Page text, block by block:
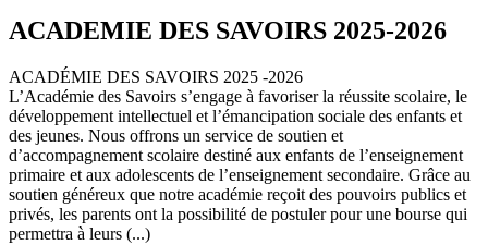
ACADEMIE DES SAVOIRS 2025-2026
ACADÉMIE DES SAVOIRS 2025 -2026
L’Académie des Savoirs s’engage à favoriser la réussite scolaire, le
développement intellectuel et l’émancipation sociale des enfants et
des jeunes. Nous offrons un service de soutien et
d’accompagnement scolaire destiné aux enfants de l’enseignement
primaire et aux adolescents de l’enseignement secondaire. Grâce au
soutien généreux que notre académie reçoit des pouvoirs publics et
privés, les parents ont la possibilité de postuler pour une bourse qui
permettra à leurs (...)